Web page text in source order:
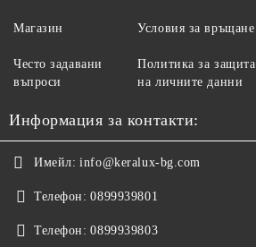
Магазин
Често задавани
въпроси
Условия за връщане
Политика за защита
на личните данни
Информация за контакти:
Имейл: info@keralux-bg.com
Телефон: 0899939801
Телефон: 0899939803